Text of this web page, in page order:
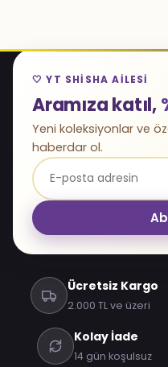
🤍 YT SHISHA AILESI
Aramıza katıl,
Yeni koleksiyonlar ve
haberdar ol.
Ücretsiz Kargo
2.000 TL ve üzeri
Kolay İade
14 gün koşulsuz